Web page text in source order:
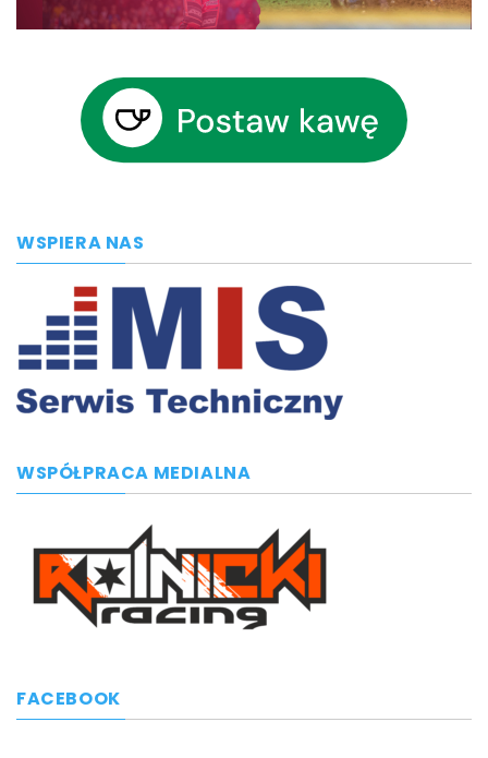
WSPIERA NAS
WSPÓŁPRACA MEDIALNA
FACEBOOK